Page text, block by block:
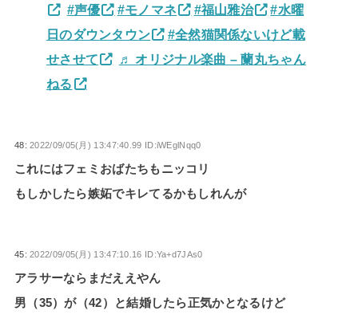
#声優 #モノマネ #福山雅治
#水曜
日のダウンタウン
#全然猫関係ないけど載
せさせて
♬ オリジナル楽曲 – 蘭丸ちゃん
ねる
48:2022/09/05(月) 13:47:40.99 ID:iWEglNqq0
これにはフェミおばたちもニッコリ
もしかしたら嫉妬でキレてるかもしれんが
45:2022/09/05(月) 13:47:10.16 ID:Ya+d7JAs0
アラサーならまだええやん
男（35）が（42）と結婚したら正気かとなるけど